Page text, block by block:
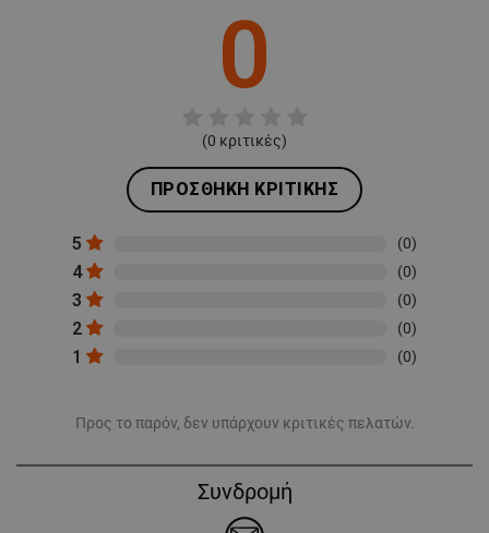
0
(0 κριτικές)
ΠΡΟΣΘΉΚΗ ΚΡΙΤΙΚΉΣ
5 (0)
4 (0)
3 (0)
2 (0)
1 (0)
Προς το παρόν, δεν υπάρχουν κριτικές πελατών.
Συνδρομή